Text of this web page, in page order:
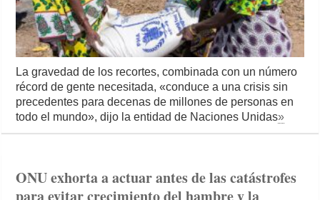
La gravedad de los recortes, combinada con un número
récord de gente necesitada, «conduce a una crisis sin
precedentes para decenas de millones de personas en
todo el mundo», dijo la entidad de Naciones Unidas»
ONU exhorta a actuar antes de las catástrofes